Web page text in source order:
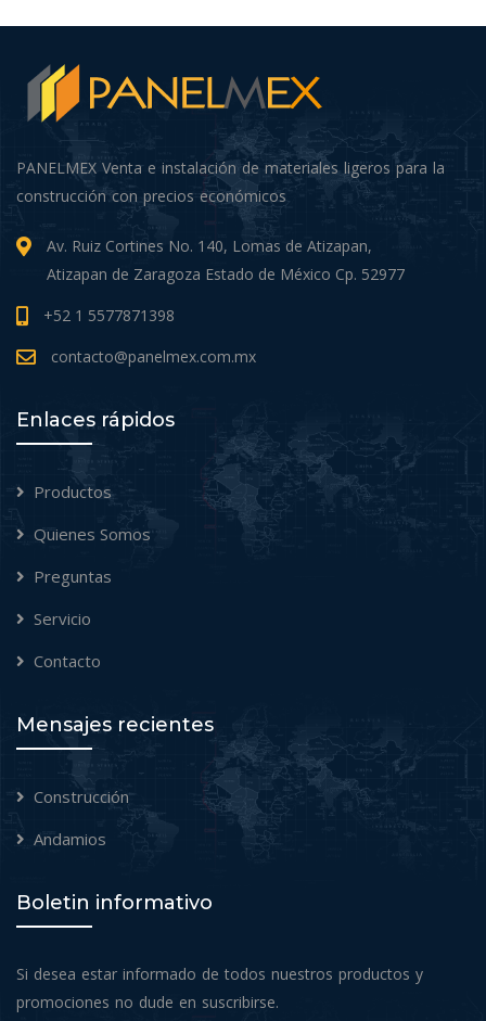
PANELMEX Venta e instalación de materiales ligeros para la
construcción con precios económicos
Av. Ruiz Cortines No. 140, Lomas de Atizapan,
Atizapan de Zaragoza Estado de México Cp. 52977
+52 1 5577871398
contacto@panelmex.com.mx
Enlaces rápidos
Productos
Quienes Somos
Preguntas
Servicio
Contacto
Mensajes recientes
Construcción
Andamios
Boletin informativo
Si desea estar informado de todos nuestros productos y
promociones no dude en suscribirse.